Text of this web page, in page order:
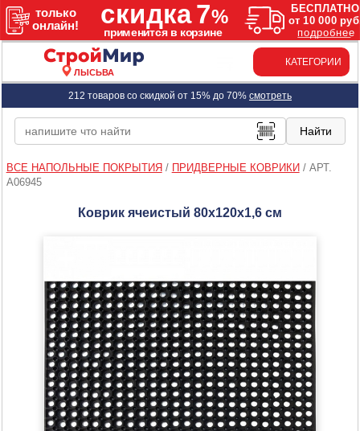
ЛЫСЬВА
КАТЕГОРИИ
212 товаров со скидкой от 15% до 70% смотреть
ВСЕ НАПОЛЬНЫЕ ПОКРЫТИЯ / ПРИДВЕРНЫЕ КОВРИКИ / АРТ.
A06945
Коврик ячеистый 80x120x1,6 см